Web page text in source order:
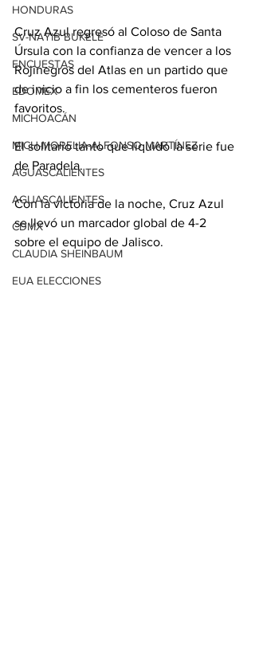
HONDURAS
SV-NAYIB BUKELE
ENCUESTAS
EDOMEX
MICHOACÁN
MICH-MORELIA-ALFONSO MARTÍNEZ
AGUASCALIENTES
AGUASCALIENTES
CDMX
CLAUDIA SHEINBAUM
EUA ELECCIONES
Cruz Azul regresó al Coloso de Santa
Úrsula con la confianza de vencer a los
Rojinegros del Atlas en un partido que
de inicio a fin los cementeros fueron
favoritos.
El solitario tanto que liquidó la serie fue
de Paradela.
Con la victoria de la noche, Cruz Azul
se llevó un marcador global de 4-2
sobre el equipo de Jalisco.